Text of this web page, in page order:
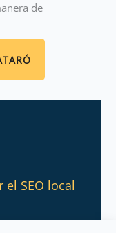
de
SEO local